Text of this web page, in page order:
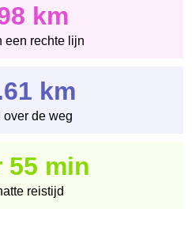
km
een rechte lijn
km
over de weg
55 min
reistijd